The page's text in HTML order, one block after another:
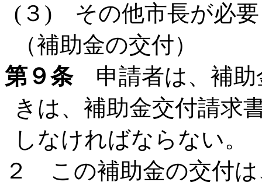
(３) その他市長が必要
（補助金の交付）
第９条申請者は、補助
きは、補助金交付請求
しなければならない。
２ この補助金の交付